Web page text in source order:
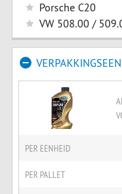
Porsche C20
VW 508.00 /
PER EENHEID
PER PALLET